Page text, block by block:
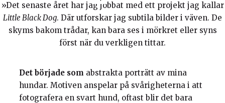
»Det senaste året har jag jobbat med ett projekt jag kallar
Little Black Dog. Där utforskar jag subtila bilder i väven. De
skyms bakom trådar, kan bara ses i mörkret eller syns
först när du verkligen tittar.
Det började som abstrakta porträtt av mina
hundar. Motiven anspelar på svårigheterna i att
fotografera en svart hund, oftast blir det bara